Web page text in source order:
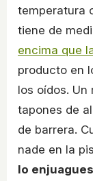
temperatura
tiene de
encima que
producto en
los oídos.
tapones de
de barrera.
nade en la
lo